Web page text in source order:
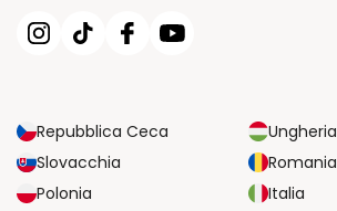
Repubblica Ceca
Ungheria
Slovacchia
Romania
Polonia
Italia